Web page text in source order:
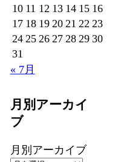
10 11 12 13 14 15 16
17 18 19 20 21 22 23
24 25 26 27 28 29 30
31
« 7月
月別アーカイ
ブ
月別アーカイブ